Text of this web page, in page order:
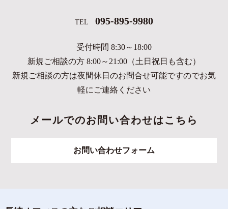
TEL 095-895-9980
受付時間 8:30～18:00
新規ご相談の方 8:00～21:00（土日祝日も含む）
新規ご相談の方は夜間休日のお問合せ可能ですのでお気
軽にご連絡ください
メールでのお問い合わせはこちら
お問い合わせフォーム